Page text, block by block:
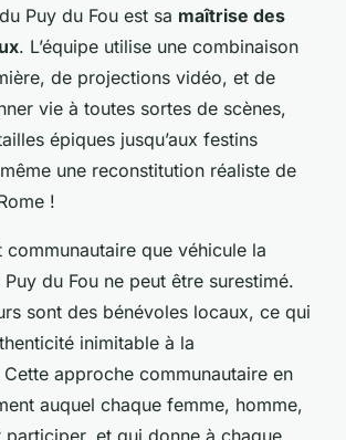
Puy du Fou est sa maîtrise des
. L’équipe utilise une combinaison
de projections vidéo, et de
vie à toutes sortes de scènes,
épiques jusqu’aux festins
une reconstitution réaliste de
!
communautaire que véhicule la
du Fou ne peut être surestimé.
sont des bénévoles locaux, ce qui
inimitable à la
approche communautaire en
auquel chaque femme, homme,